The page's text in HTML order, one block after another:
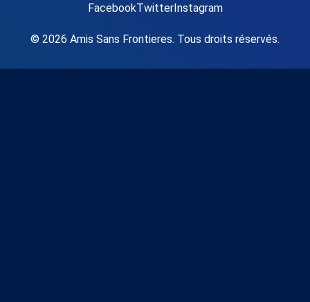
FacebookTwitterInstagram
© 2026 Amis Sans Frontieres. Tous droits réservés.